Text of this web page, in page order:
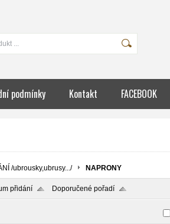
podmínky Kontakt FACEBOOK
/ubrousky,ubrusy.../ NAPRONY
přidání Doporučené pořadí